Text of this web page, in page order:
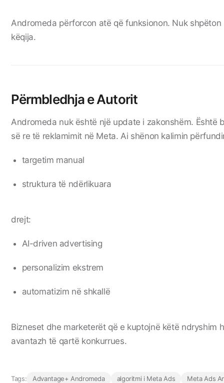
Andromeda përforcon atë që funksionon. Nuk
këqija.
Përmbledhja e Autorit
Andromeda nuk është një update i zakonshëm. Është
së re të reklamimit në Meta. Ai shënon kalimin
targetim manual
struktura të ndërlikuara
drejt:
AI-driven advertising
personalizim ekstrem
automatizim në shkallë
Bizneset dhe marketerët që e kuptojnë këtë ndryshim
avantazh të qartë konkurrues.
Tags: Advantage+ Andromeda algoritmi i Meta Ads
Meta Ads